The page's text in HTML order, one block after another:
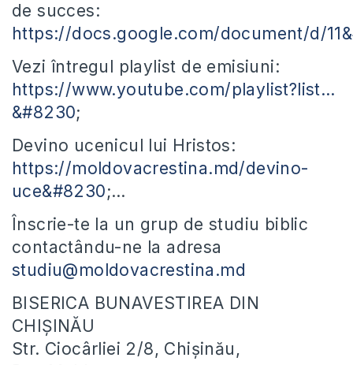
de succes:
https://docs.google.com/document/d/
Vezi întregul playlist de emisiuni:
https://www.youtube.com/playlist?list…​
&#8230;
Devino ucenicul lui Hristos:
https://moldovacrestina.md/devino-
uce&#8230;​…
Înscrie-te la un grup de studiu biblic
contactându-ne la adresa
studiu@moldovacrestina.md
BISERICA BUNAVESTIREA DIN
CHIȘINĂU
Str. Ciocârliei 2/8, Chișinău,